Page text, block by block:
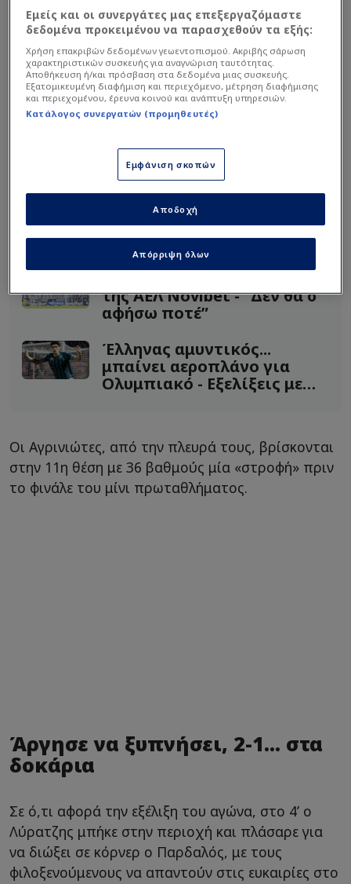
Ύστερα και από την 9η αγωνιστική των play out
τα «λιοντάρια» έμειναν στη 14η και τελευταία
Νovibet στη δεύτερη τη τάξει επαγγελματική
κατηγορία και οΑστέρας Τρίπολης
οριστικά τη σωτηρία.
Διαβάστε επίσης...
της ΑΕΛ Νovibet - “Δεν θα σ’
αφήσω ποτέ”
Έλληνας αμυντικός...
μπαίνει αεροπλάνο για
Ολυμπιακό - Εξελίξεις με
Οι Αγρινιώτες, από την πλευρά τους, βρίσκονται
στην 11η θέση με 36 βαθμούς μία «στροφή» πριν
το φινάλε του μίνι πρωταθλήματος.
Άργησε να ξυπνήσει, 2-1... στα
δοκάρια
Σε ό,τι αφορά την εξέλιξη του αγώνα, στο 4’ ο
Λύρατζης μπήκε στην περιοχή και πλάσαρε για
να διώξει σε κόρνερ ο Παρδαλός, με τους
φιλοξενούμενους να απαντούν στις ευκαιρίες στο
Εμείς και οι συνεργάτες μας επεξεργαζόμαστε
δεδομένα προκειμένου να παρασχεθούν τα εξής:
Χρήση επακριβών δεδομένων γεωεντοπισμού. Ακριβής σάρωση
χαρακτηριστικών συσκευής για αναγνώριση ταυτότητας.
Αποθήκευση ή/και πρόσβαση στα δεδομένα μιας συσκευής.
Εξατομικευμένη διαφήμιση και περιεχόμενο, μέτρηση διαφήμισης
και περιεχομένου, έρευνα κοινού και ανάπτυξη υπηρεσιών.
Κατάλογος συνεργατών (προμηθευτές)
Εμφάνιση σκοπών
Απόρριψη όλων
Αποδοχή